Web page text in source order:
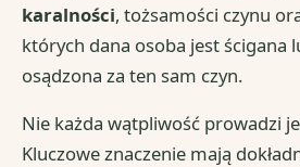
karalności, tożsamości czynu
których dana osoba jest ścigana
osądzona za ten sam czyn.
Nie każda wątpliwość prowadzi
Kluczowe znaczenie mają